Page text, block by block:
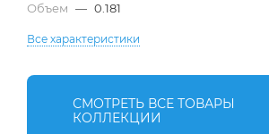
Объем — 0.181
Все характеристики
СМОТРЕТЬ ВСЕ ТОВАРЫ
КОЛЛЕКЦИИ